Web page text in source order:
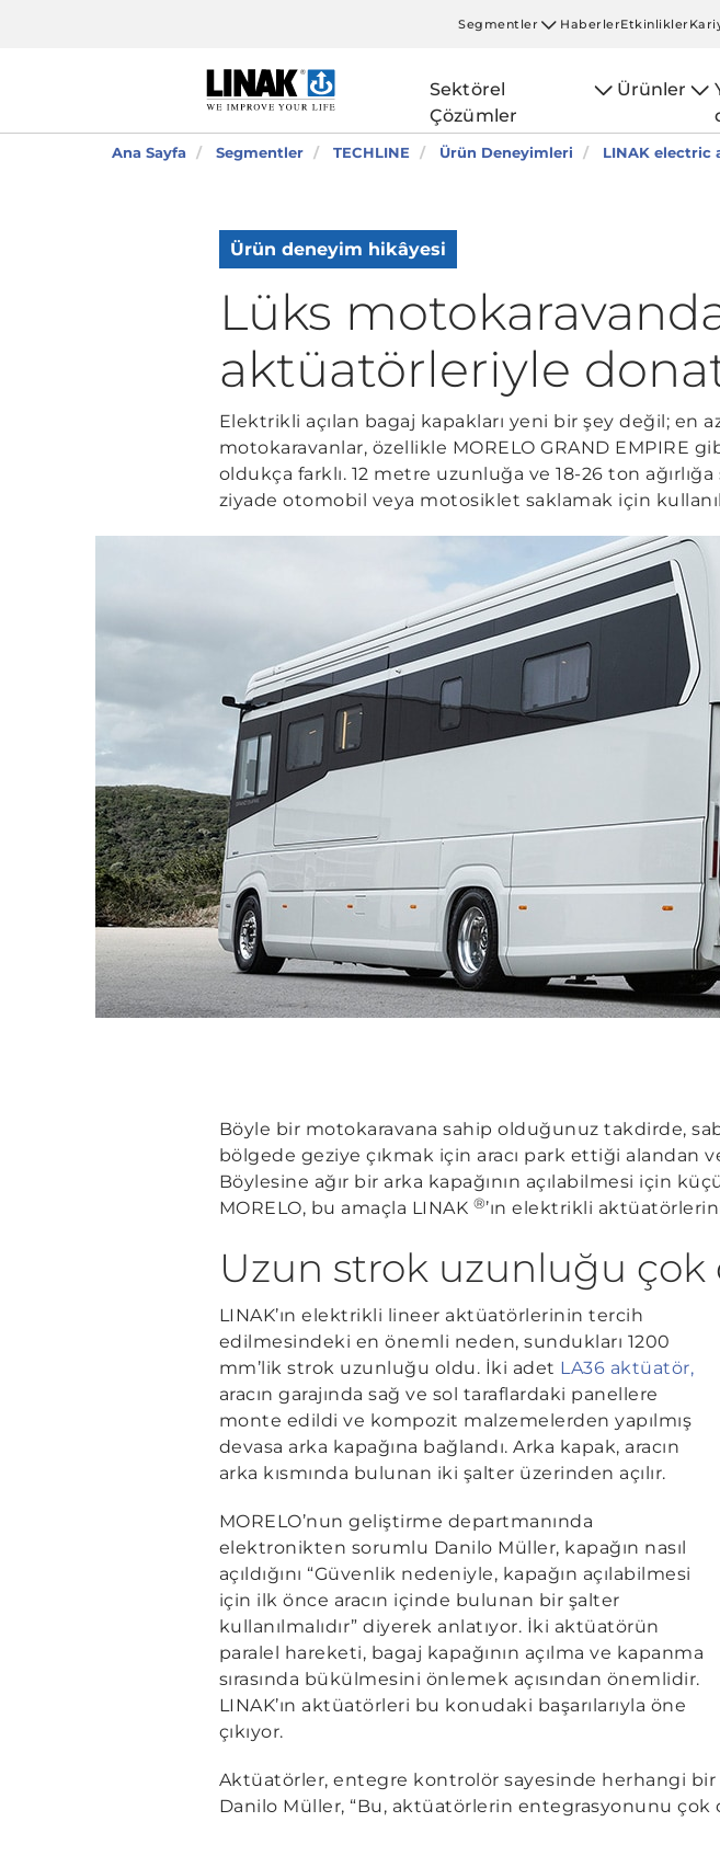
Segmentler HaberlerEtkinlikler
Sektörel
Çözümler
Ürünler
Ana Sayfa Segmentler TECHLINE Ürün Deneyimleri LINAK
Ürün deneyim hikâyesi
Lüks
aktüatörleriyle
Elektrikli açılan bagaj kapakları yeni bir şey değil;
motokaravanlar, özellikle MORELO GRAND
oldukça farklı. 12 metre uzunluğa ve 18-26 ton ağırlığa
ziyade otomobil veya motosiklet saklamak için
Böyle bir motokaravana sahip olduğunuz takdirde,
bölgede geziye çıkmak için aracı park ettiği
Böylesine ağır bir arka kapağının açılabilmesi için
MORELO, bu amaçla LINAK ®’ın elektrikli
Uzun strok uzunluğu çok
LINAK’ın elektrikli lineer aktüatörlerinin tercih
edilmesindeki en önemli neden, sundukları 1200
mm’lik strok uzunluğu oldu. İki adet LA36 aktüatör,
aracın garajında sağ ve sol taraflardaki panellere
monte edildi ve kompozit malzemelerden yapılmış
devasa arka kapağına bağlandı. Arka kapak, aracın
arka kısmında bulunan iki şalter üzerinden açılır.
MORELO’nun geliştirme departmanında
elektronikten sorumlu Danilo Müller, kapağın nasıl
açıldığını “Güvenlik nedeniyle, kapağın açılabilmesi
için ilk önce aracın içinde bulunan bir şalter
kullanılmalıdır” diyerek anlatıyor. İki aktüatörün
paralel hareketi, bagaj kapağının açılma ve kapanma
sırasında bükülmesini önlemek açısından önemlidir.
LINAK’ın aktüatörleri bu konudaki başarılarıyla öne
çıkıyor.
Aktüatörler, entegre kontrolör sayesinde herhangi
Danilo Müller, “Bu, aktüatörlerin entegrasyonunu